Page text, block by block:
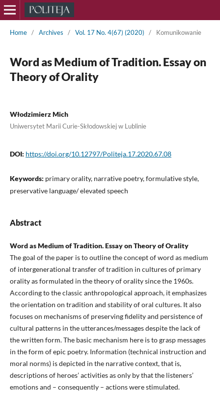
Home / Archives / Vol. 17 No. 4(67) (2020) / Komunikowanie
Word as Medium of Tradition. Essay on
Theory of Orality
Włodzimierz Mich
Uniwersytet Marii Curie-Skłodowskiej w Lublinie
DOI: https://doi.org/10.12797/Politeja.17.2020.67.08
Keywords: primary orality, narrative poetry, formulative style,
preservative language/ elevated speech
Abstract
Word as Medium of Tradition. Essay on Theory of Orality
The goal of the paper is to outline the concept of word as medium
of intergenerational transfer of tradition in cultures of primary
orality as formulated in the theory of orality since the 1960s.
According to the classic anthropological approach, it emphasizes
the orientation on tradition and stability of oral cultures. It also
focuses on mechanisms of preserving fidelity and persistence of
cultural patterns in the utterances/messages despite the lack of
the written form. The basic mechanism here is to grasp messages
in the form of epic poetry. Information (technical instruction and
moral norms) is depicted in the narrative context, that is,
descriptions of heroes’ activities as only by that the listeners’
emotions and – consequently – actions were stimulated.